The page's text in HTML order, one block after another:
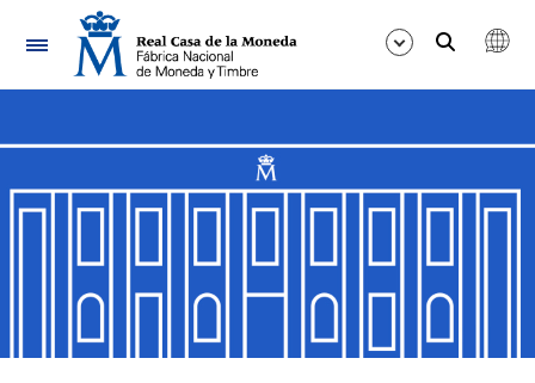
Navegación
Mostrar/Ocultar
Mostrar/Ocultar
Mostrar/Ocultar